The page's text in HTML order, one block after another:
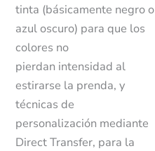
tinta (básicamente negro o
azul oscuro) para que los
colores no
pierdan intensidad al
estirarse la prenda, y
técnicas de
personalización mediante
Direct Transfer, para la